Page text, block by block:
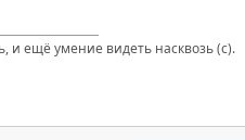
и ещё умение видеть насквозь (с).